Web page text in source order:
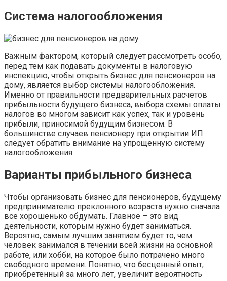
Система налогообложения
Важным фактором, который следует рассмотреть особо,
перед тем как подавать документы в налоговую
инспекцию, чтобы открыть бизнес для пенсионеров на
дому, является выбор системы налогообложения.
Именно от правильности предварительных расчетов
прибыльности будущего бизнеса, выбора схемы оплаты
налогов во многом зависит как успех, так и уровень
прибыли, приносимой будущим бизнесом. В
большинстве случаев пенсионеру при открытии ИП
следует обратить внимание на упрощенную систему
налогообложения.
Варианты прибыльного бизнеса
Чтобы организовать бизнес для пенсионеров, будущему
предпринимателю преклонного возраста нужно сначала
все хорошенько обдумать. Главное – это вид
деятельности, которым нужно будет заниматься.
Вероятно, самым лучшим занятием будет то, чем
человек занимался в течении всей жизни на основной
работе, или хобби, на которое было потрачено много
свободного времени. Понятно, что бесценный опыт,
приобретенный за много лет, увеличит вероятность